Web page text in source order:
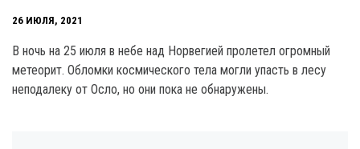
26 ИЮЛЯ, 2021
В ночь на 25 июля в небе над Норвегией пролетел огромный
метеорит. Обломки космического тела могли упасть в лесу
неподалеку от Осло, но они пока не обнаружены.